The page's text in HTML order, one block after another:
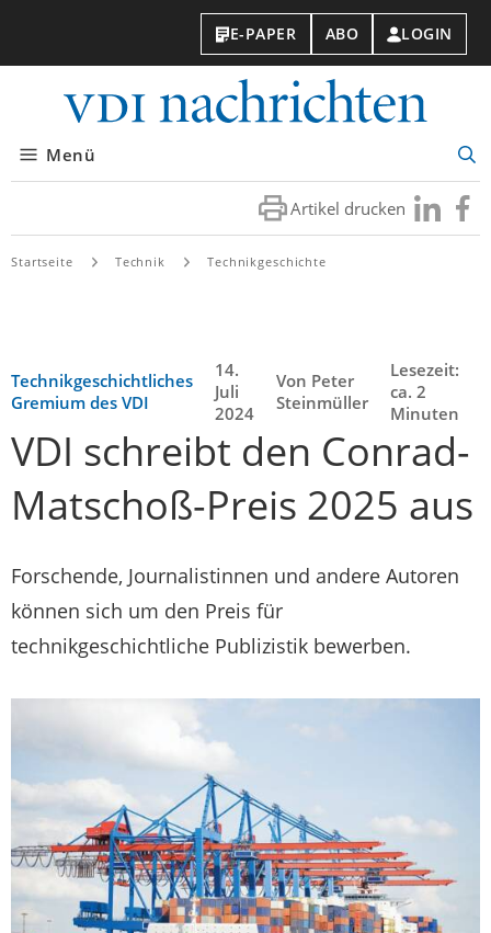
E-PAPER ABO LOGIN
Menü
Artikel drucken Besuchen
Sie
Sie
Startseite Technik Technikgeschichte
Technikgeschichtliches
Gremium des VDI
14.
Juli
2024
Von Peter
Steinmüller
Lesezeit:
ca. 2
Minuten
VDI schreibt den Conrad-
Matschoß-Preis 2025 aus
Forschende, Journalistinnen und andere Autoren
können sich um den Preis für
technikgeschichtliche Publizistik bewerben.